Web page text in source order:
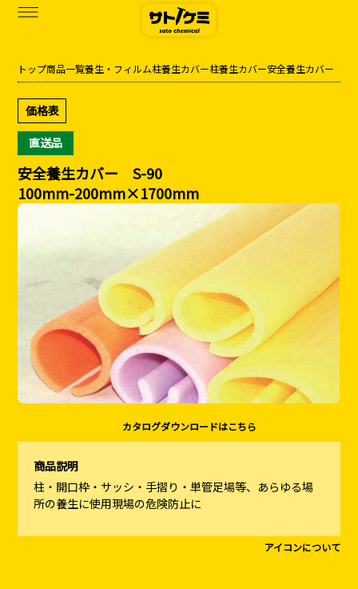
サトケミって？
お知らせ
お問い合わせ
アクセス
トップ商品一覧養生・フィルム柱養生カバー柱養生カバー安全養生カバー
価格表
直送品
安全養生カバー S-90
100mm-200mm×1700mm
カタログダウンロードはこちら
商品説明
柱・開口枠・サッシ・手摺り・単管足場等、あらゆる場
所の養生に使用現場の危険防止に
アイコンについて